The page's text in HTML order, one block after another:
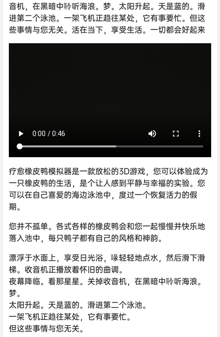
音机，在黑暗中聆听海浪。梦。太阳升起。天是蓝的。滑
进第二个泳池。一架飞机正趋往某处，它有事要忙。但这
些事情与您无关。活在当下，享受生活。一切都会好起来
疗愈橡皮鸭模拟器是一款放松的3D游戏，您可以体验成为
一只橡皮鸭的生活，是个让人感到平静与幸福的实验。您
可以在自己喜爱的海边泳池中，度过一个恢复活力的假
期。
您并不孤单。各式各样的橡皮鸭会和您一起慢慢并快乐地
落入池中，每只鸭子都有自己的风格和神韵。
漂浮于水面上，享受日光浴，喙轻轻地点水，然后滑下滑
梯。收音机正播放着怀旧的曲调。
夜幕降临。看那星星。关掉收音机，在黑暗中聆听海浪。
梦。
太阳升起。天是蓝的。滑进第二个泳池。
一架飞机正趋往某处，它有事要忙。
但这些事情与您无关。